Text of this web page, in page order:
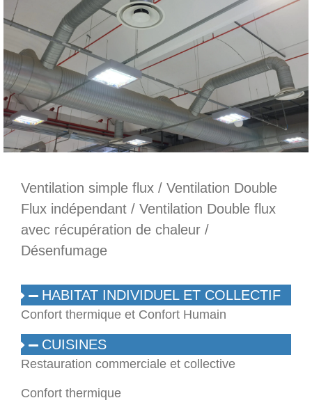
Ventilation simple flux / Ventilation Double
Flux indépendant / Ventilation Double flux
avec récupération de chaleur /
Désenfumage
HABITAT INDIVIDUEL ET COLLECTIF
Confort thermique et Confort Humain
CUISINES
Restauration commerciale et collective
Confort thermique